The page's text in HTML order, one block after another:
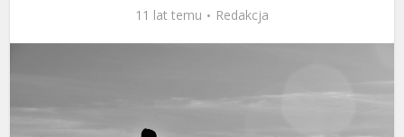
11 lat temu Redakcja